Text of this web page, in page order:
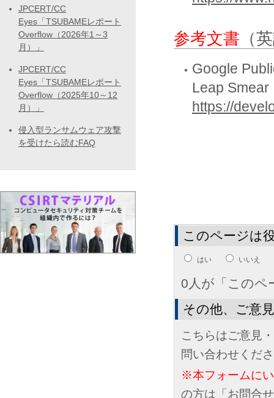
参考文書 （
Google
Leap Smear
https://
このページは
はい いいえ
0人が「このペ
その他、ご意
こちらはご意見
問い合わせくだ
※本フォームに
の方は「お問合
JPCERT/CC
Eyes「TSUBAMEレポート
Overflow（2026年1～3
月）」
JPCERT/CC
Eyes「TSUBAMEレポート
Overflow（2025年10～12
月）」
侵入型ランサムウェア攻撃
を受けたら読むFAQ